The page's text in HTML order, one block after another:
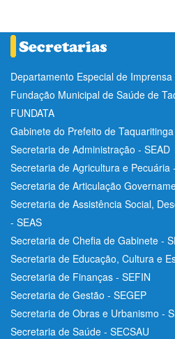
Departamento Especial de
Fundação Municipal de Saúde de
FUNDATA
Gabinete do Prefeito de
Secretaria de Administração - SEAD
Secretaria de Agricultura e Pecuária
Secretaria de Articulação
Secretaria de Assistência Social,
- SEAS
Secretaria de Chefia de Gabinete -
Secretaria de Educação, Cultura e
Secretaria de Finanças - SEFIN
Secretaria de Gestão - SEGEP
Secretaria de Obras e Urbanismo -
Secretaria de Saúde - SECSAU